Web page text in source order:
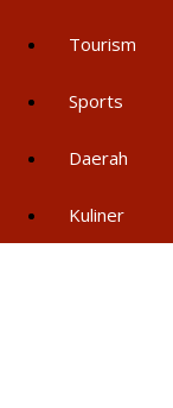
Tourism
Sports
Daerah
Kuliner